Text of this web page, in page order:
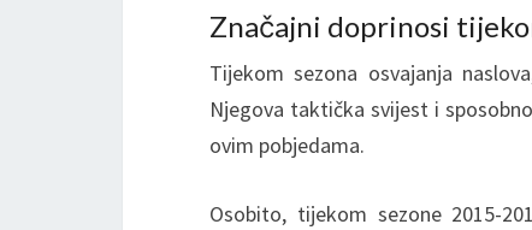
Značajni doprinosi
Tijekom sezona osvajanja
Njegova taktička svijest i
ovim pobjedama.
Osobito, tijekom sezone 2015-